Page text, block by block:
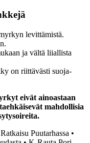
levittämistä.
ja vältä liiallista
on riittävästi suoja-
eivät ainoastaan
mahdollisia
Puutarhassa •